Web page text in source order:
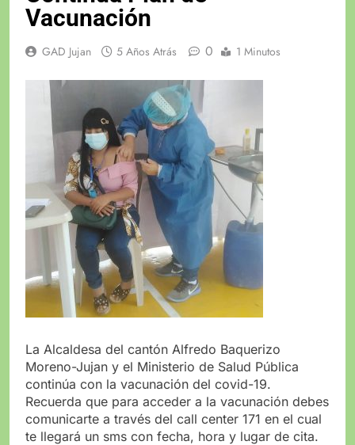
Vacunación
GAD Jujan 5 Años Atrás 0 1 Minutos
La Alcaldesa del cantón Alfredo Baquerizo
Moreno-Jujan y el Ministerio de Salud Pública
continúa con la vacunación del covid-19.
Recuerda que para acceder a la vacunación debes
comunicarte a través del call center 171 en el cual
te llegará un sms con fecha, hora y lugar de cita.